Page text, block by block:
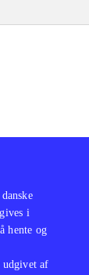
i
hente og
af